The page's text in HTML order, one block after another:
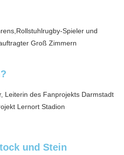
Spieler und
Groß Zimmern
Leiterin des Fanprojekts Darmstadt
Lernort Stadion
und Stein